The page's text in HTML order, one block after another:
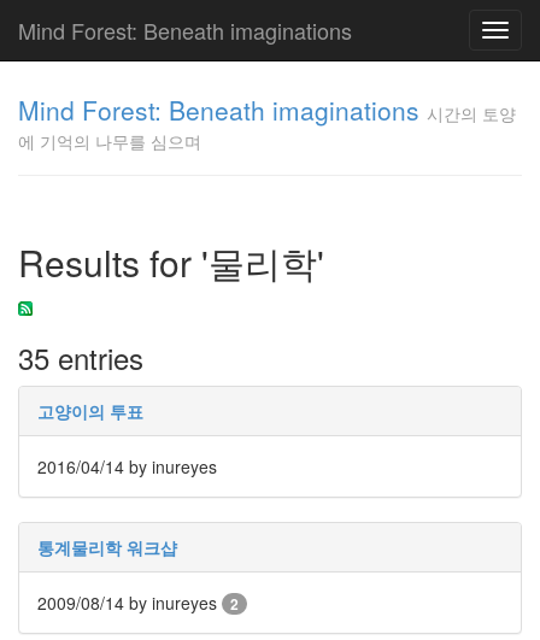
Mind Forest: Beneath imaginations
Mind Forest: Beneath imaginations 시간의 토양
에 기억의 나무를 심으며
Results for '물리학'
35 entries
고양이의 투표
2016/04/14 by inureyes
통계물리학 워크샵
2009/08/14 by inureyes 2
이
의
글
단
상
덕
질
의
화]
인
사
이
드